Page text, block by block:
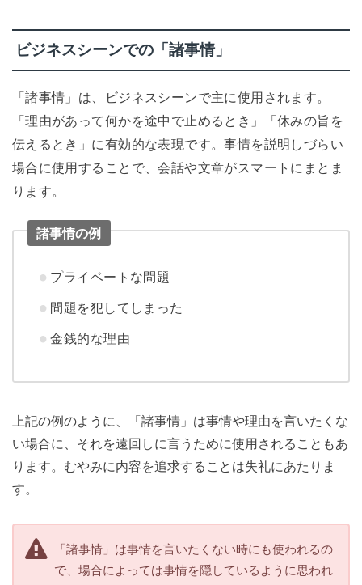
ビジネスシーンでの「諸事情」
「諸事情」は、ビジネスシーンで主に使用されます。
「理由があって何かを途中で止めるとき」「休みの旨を
伝えるとき」に有効的な表現です。事情を説明しづらい
場合に使用することで、会話や文章がスマートにまとま
ります。
諸事情の例
プライベートな問題
問題を犯してしまった
金銭的な理由
上記の例のように、「諸事情」は事情や理由を言いたくな
い場合に、それを遠回しに言うために使用されることもあ
ります。むやみに内容を追求することは失礼にあたりま
す。
「諸事情」は事情を言いたくない時にも使われるの
で、場合によっては事情を隠しているように思われ